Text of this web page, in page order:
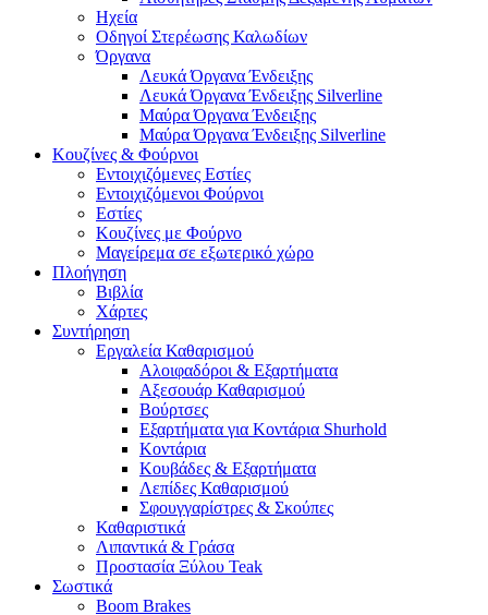
Ηχεία
Οδηγοί Στερέωσης Καλωδίων
Όργανα
Λευκά Όργανα Ένδειξης
Λευκά Όργανα Ένδειξης Silverline
Μαύρα Όργανα Ένδειξης
Μαύρα Όργανα Ένδειξης Silverline
Κουζίνες & Φούρνοι
Εντοιχιζόμενες Εστίες
Εντοιχιζόμενοι Φούρνοι
Εστίες
Κουζίνες με Φούρνο
Μαγείρεμα σε εξωτερικό χώρο
Πλοήγηση
Βιβλία
Χάρτες
Συντήρηση
Εργαλεία Καθαρισμού
Αλοιφαδόροι & Εξαρτήματα
Αξεσουάρ Καθαρισμού
Βούρτσες
Εξαρτήματα για Κοντάρια Shurhold
Κοντάρια
Κουβάδες & Εξαρτήματα
Λεπίδες Καθαρισμού
Σφουγγαρίστρες & Σκούπες
Καθαριστικά
Λιπαντικά & Γράσα
Προστασία Ξύλου Teak
Σωστικά
Boom Brakes